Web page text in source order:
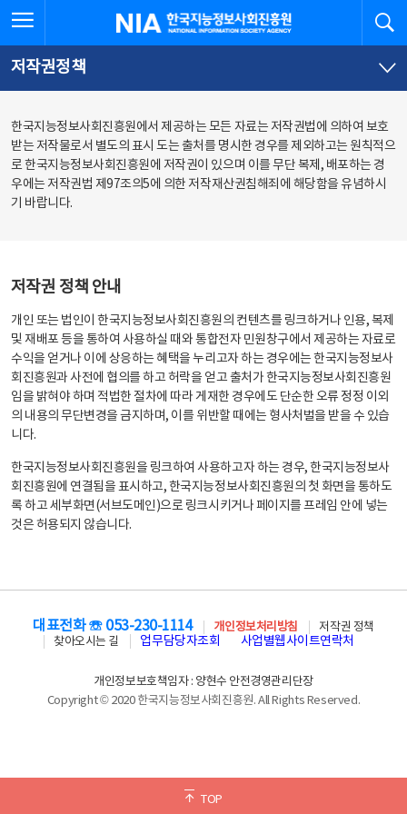
문
로
가
체
뉴
바
가
한국지능정보사회진흥원
저작권정책
한국지능정보사회진흥원에서 제공하는 모든 자료는 저작권법에 의하여 보호
받는 저작물로서 별도의 표시 도는 출처를 명시한 경우를 제외하고는 원칙적으
로 한국지능정보사회진흥원에 저작권이 있으며 이를 무단 복제, 배포하는 경
우에는 저작권법 제97조의5에 의한 저작재산권침해죄에 해당함을 유념하시
기 바랍니다.
저작권 정책 안내
개인 또는 법인이 한국지능정보사회진흥원의 컨텐츠를 링크하거나 인용, 복제
및 재배포 등을 통하여 사용하실 때와 통합전자 민원창구에서 제공하는 자료로
수익을 얻거나 이에 상응하는 혜택을 누리고자 하는 경우에는 한국지능정보사
회진흥원과 사전에 협의를 하고 허락을 얻고 출처가 한국지능정보사회진흥원
임을 밝혀야 하며 적법한 절차에 따라 게재한 경우에도 단순한 오류 정정 이외
의 내용의 무단변경을 금지하며, 이를 위반할 때에는 형사처벌을 받을 수 있습
니다.
한국지능정보사회진흥원을 링크하여 사용하고자 하는 경우, 한국지능정보사
회진흥원에 연결됨을 표시하고, 한국지능정보사회진흥원의 첫 화면을 통하도
록 하고 세부화면(서브도메인)으로 링크시키거나 페이지를 프레임 안에 넣는
것은 허용되지 않습니다.
TOP
대표전화 ☏ 053-230-1114 개인정보처리방침
저작권 정책
찾아오시는 길
업무담당자조회 사업별웹사이트연락처
개인정보보호책임자 : 양현수 안전경영관리단장
Copyright © 2020 한국지능정보사회진흥원. All Rights Reserved.